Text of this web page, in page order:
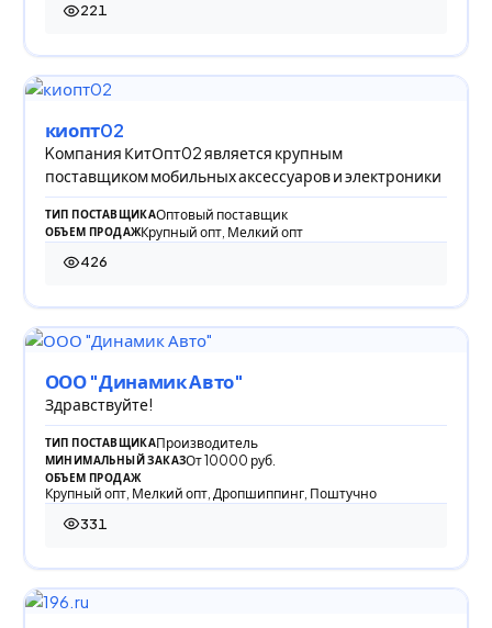
221
221 просмотр
киопт02
Kомпания КитОпт02 является крупным
поставщиком мобильных аксессуаров и электроники
ТИП ПОСТАВЩИКАОптовый поставщик
ОБЪЕМ ПРОДАЖКрупный опт, Мелкий опт
426
426 просмотров
ООО "Динамик Авто"
Здравствуйте!
ТИП ПОСТАВЩИКАПроизводитель
МИНИМАЛЬНЫЙ ЗАКАЗОт 10000 руб.
ОБЪЕМ ПРОДАЖ
Крупный опт, Мелкий опт, Дропшиппинг, Поштучно
331
331 просмотр